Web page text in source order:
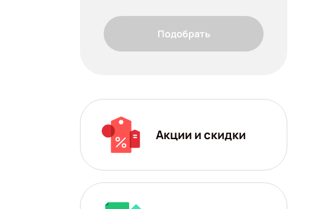
Подобрать
Акции и скидки